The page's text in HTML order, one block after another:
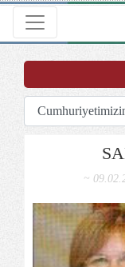
Toggle
~